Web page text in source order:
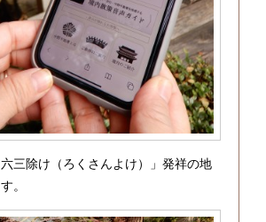
三除け（ろくさんよけ）」発祥の地
。